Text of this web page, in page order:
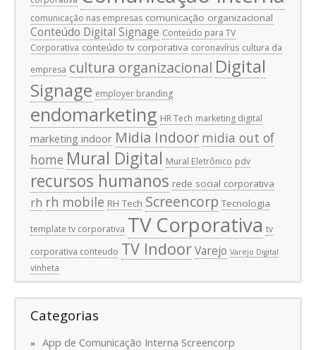
comunicação nas empresas comunicação organizacional
Conteúdo Digital Signage Conteúdo para TV
Corporativa conteúdo tv corporativa coronavírus cultura da
empresa cultura organizacional Digital
Signage employer branding
endomarketing HR Tech marketing digital
marketing indoor Midia Indoor midia out of
home Mural Digital Mural Eletrônico pdv
recursos humanos rede social corporativa
rh rh mobile RH Tech Screencorp Tecnologia
template tv corporativa TV Corporativa tv
corporativa conteudo TV IndoorVarejo Varejo Digital
vinheta
Categorias
App de Comunicação Interna Screencorp